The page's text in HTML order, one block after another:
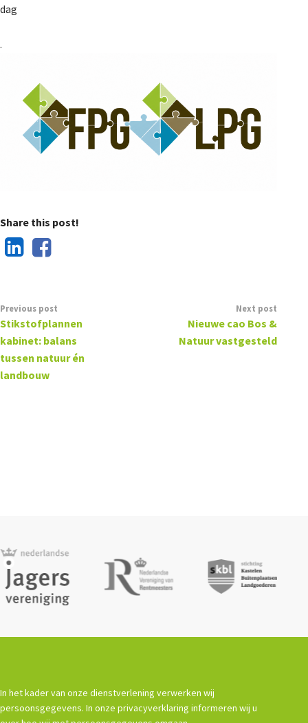
dag
.
Share this post!
Previous post
Stikstofplannen
kabinet: balans
tussen natuur én
landbouw
Next post
Nieuwe cao Bos &
Natuur vastgesteld
In het kader van onze dienstverlening verwerken wij
persoonsgegevens. In onze privacyverklaring informeren wij u